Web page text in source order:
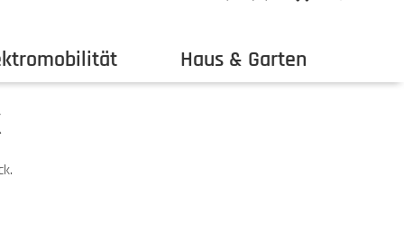
Haus & Garten